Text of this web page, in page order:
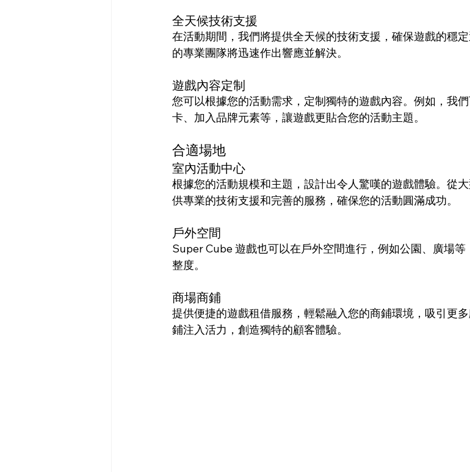
全天候技術支援
在活動期間，我們將提供全天候的技術支援，確保遊戲的穩
的專業團隊將迅速作出響應並解決。
遊戲內容定制
您可以根據您的活動需求，定制獨特的遊戲內容。例如，我
卡、加入品牌元素等，讓遊戲更貼合您的活動主題。
合適場地
室內活動中心
根據您的活動規模和主題，設計出令人驚嘆的遊戲體驗。從
供專業的技術支援和完善的服務，確保您的活動圓滿成功。
戶外空間
Super Cube 遊戲也可以在戶外空間進行，例如公園、廣場
整度。
商場商鋪
提供便捷的遊戲租借服務，輕鬆融入您的商鋪環境，吸引更
鋪注入活力，創造獨特的顧客體驗。